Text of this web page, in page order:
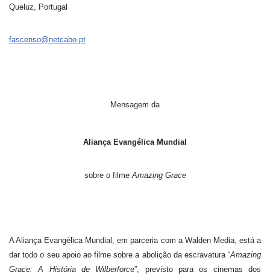
Queluz, Portugal
fascenso@netcabo.pt
Mensagem da
Aliança Evangélica Mundial
sobre o filmeAmazing Grace
A Aliança Evangélica Mundial, em parceria com a Walden Media, está a
dar todo o seu apoio ao filme sobre a abolição da escravatura “Amazing
Grace: A História de Wilberforce”, previsto para os cinemas dos